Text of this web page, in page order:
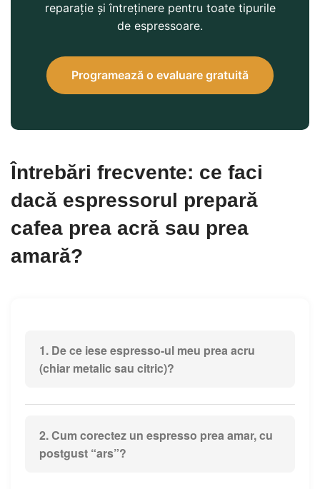
reparație și întreținere pentru toate tipurile
de espressoare.
Programează o evaluare gratuită
Întrebări frecvente: ce faci
dacă espressorul prepară
cafea prea acră sau prea
amară?
1. De ce iese espresso-ul meu prea acru
(chiar metalic sau citric)?
Cel mai des e vorba desub-extracție:măcinătură
extracție prea scurt. Apa trece prea repede prin
cafea și nu extrage suficientă aromă. Țintește un
2. Cum corectez un espresso prea amar, cu
postgust “ars”?